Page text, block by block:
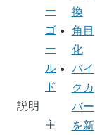
ー
ゴ
ー
ル
ド
説明
主
換
角目
化
バイ
クカ
バー
を新